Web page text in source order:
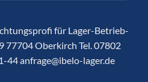
für Lager-Betrieb-
77704 Oberkirch Tel. 07802
44 anfrage@ibelo-lager.de